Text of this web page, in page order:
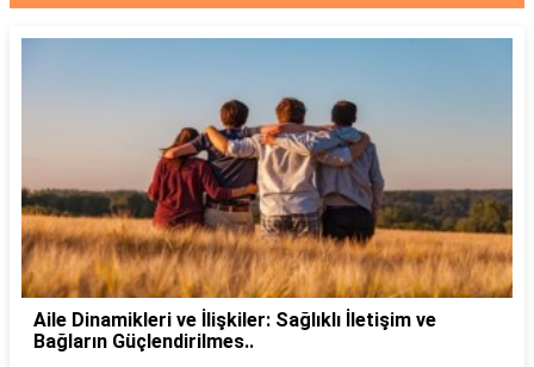
Aile Dinamikleri ve İlişkiler: Sağlıklı İletişim ve
Bağların Güçlendirilmes..